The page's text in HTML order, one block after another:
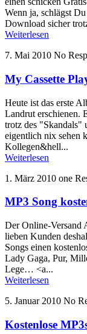
Wenn ja, schlägst
Download sicher
Weiterlesen
7. Mai 2010 No
My Cassette
Heute ist das erste
Landrut erschienen.
trotz des "Skandals"
eigentlich nix sehen
Kollegen&hell...
Weiterlesen
1. März 2010 one
MP3 Song
Der Online-Versand
lieben Kunden
Songs einen
Lady Gaga, Pur,
Lege… <a...
Weiterlesen
5. Januar 2010 No
Kostenlose